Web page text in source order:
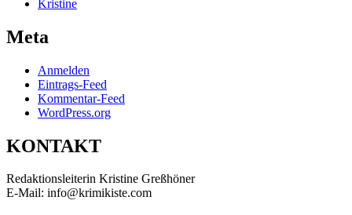
Kristine
Meta
Anmelden
Eintrags-Feed
Kommentar-Feed
WordPress.org
KONTAKT
Redaktionsleiterin Kristine Greßhöner
E-Mail: info@krimikiste.com